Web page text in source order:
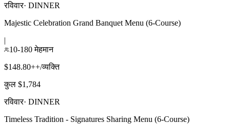
रविवार· DINNER
Majestic Celebration Grand Banquet Menu (6-Course)
|
10-180 मेहमान
$148.80++/व्यक्ति
कुल $1,784
रविवार· DINNER
Timeless Tradition - Signatures Sharing Menu (6-Course)